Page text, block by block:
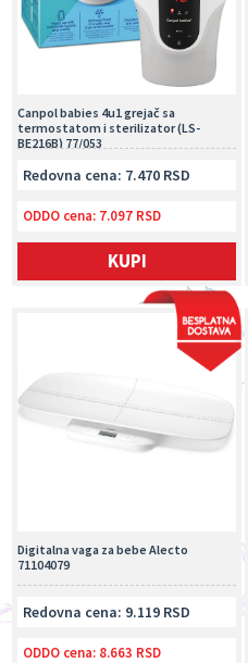
Canpol babies 4u1 grejač sa
termostatom i sterilizator (LS-
BE216B) 77/053
Redovna cena: 7.470 RSD
ODDO cena: 7.097 RSD
KUPI
Digitalna vaga za bebe Alecto
71104079
Redovna cena: 9.119 RSD
ODDO cena: 8.663 RSD